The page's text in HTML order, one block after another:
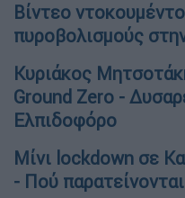
Βίντεο
πυροβολισμούς
Κυριάκος
Ground Zero -
Ελπιδοφόρο
Μίνι lockdown σε
- Πού